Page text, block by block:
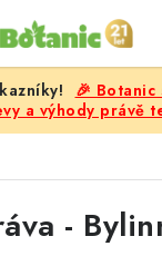
🎉
a výhody právě
-